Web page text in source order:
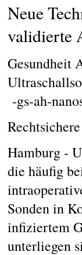
Neue
validierte
Gesundheit
-gs-ah-
Hamburg -
die häufig
Sonden in
infiziertem
unterliegen